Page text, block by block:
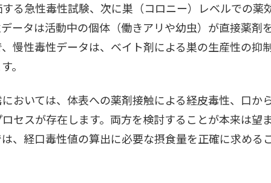
る急性毒性試験、次に巣（コロニー）レベルでの薬
ータは活動中の個体（働きアリや幼虫）が直接薬剤
慢性毒性データは、ベイト剤による巣の生産性の抑
。
おいては、体表への薬剤接触による経皮毒性、口か
セスが存在します。両方を検討することが本来は望
、経口毒性値の算出に必要な摂食量を正確に求める